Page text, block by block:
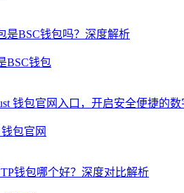
BSC钱包
包官网